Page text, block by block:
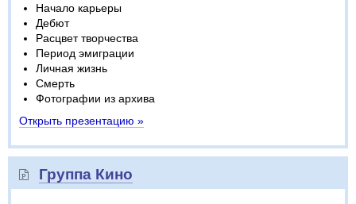
Начало карьеры
Дебют
Расцвет творчества
Период эмиграции
Личная жизнь
Смерть
Фотографии из архива
Открыть презентацию »
Группа Кино